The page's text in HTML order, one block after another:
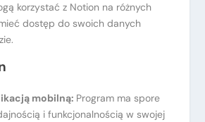
korzystać z Notion na różnych
dostęp do swoich danych
mobilną: Program ma spore
i funkcjonalnością w swojej